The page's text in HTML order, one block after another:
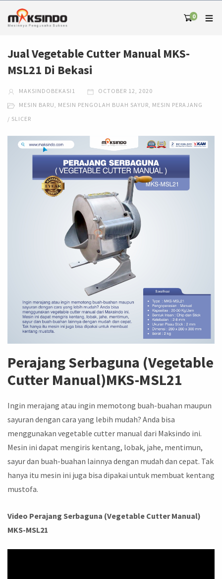
0
Jual Vegetable Cutter Manual MKS-
MSL21 Di Bekasi
MAKSINDOBEKASI1
OCTOBER 12, 2020
MESIN BARU, MESIN PENGOLAH BUAH SAYUR, MESIN PERAJANG
/ SLICER
Perajang Serbaguna (Vegetable
Cutter Manual)MKS-MSL21
Ingin merajang atau ingin memotong buah-buahan maupun
sayuran dengan cara yang lebih mudah? Anda bisa
menggunakan vegetable cutter manual dari Maksindo ini.
Mesin ini dapat mengiris kentang, lobak, jahe, mentimun,
sayur dan buah-buahan lainnya dengan mudah dan cepat. Tak
hanya itu mesin ini juga bisa dipakai untuk membuat kentang
mustofa.
Video Perajang Serbaguna (Vegetable Cutter Manual)
MKS-MSL21